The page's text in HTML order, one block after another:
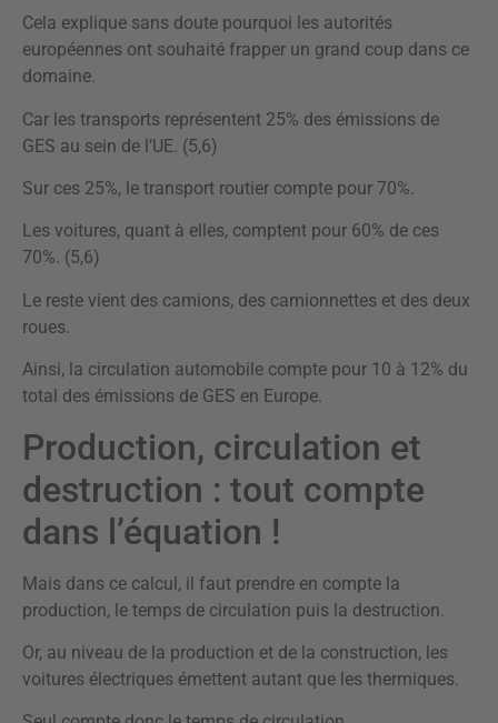
Cela explique sans doute pourquoi les autorités
européennes ont souhaité frapper un grand coup dans ce
domaine.
Car les transports représentent 25% des émissions de
GES au sein de l’UE. (5,6)
Sur ces 25%, le transport routier compte pour 70%.
Les voitures, quant à elles, comptent pour 60% de ces
70%. (5,6)
Le reste vient des camions, des camionnettes et des deux
roues.
Ainsi, la circulation automobile compte pour 10 à 12% du
total des émissions de GES en Europe.
Production, circulation et
destruction : tout compte
dans l’équation !
Mais dans ce calcul, il faut prendre en compte la
production, le temps de circulation puis la destruction.
Or, au niveau de la production et de la construction, les
voitures électriques émettent autant que les thermiques.